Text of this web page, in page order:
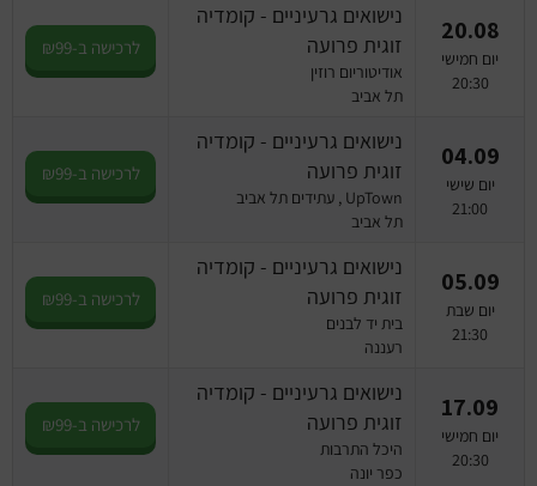
20.08
יום חמישי
20:30
נישואים גרעיניים - קומדיה
זוגית פרועה
אודיטוריום רוזין
תל אביב
לרכישה ב-₪99
04.09
יום שישי
21:00
נישואים גרעיניים - קומדיה
זוגית פרועה
UpTown , עתידים תל אביב
תל אביב
לרכישה ב-₪99
05.09
יום שבת
21:30
נישואים גרעיניים - קומדיה
זוגית פרועה
בית יד לבנים
רעננה
לרכישה ב-₪99
17.09
יום חמישי
20:30
נישואים גרעיניים - קומדיה
זוגית פרועה
היכל התרבות
כפר יונה
לרכישה ב-₪99